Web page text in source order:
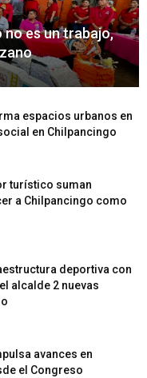
no es un trabajo,
espacios urbanos en
en Chilpancingo
turístico suman
a Chilpancingo como
deportiva con
alcalde 2 nuevas
avances en
el Congreso